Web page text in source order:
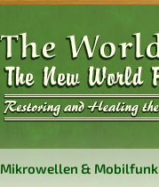
Mikrowellen & Mobilfunk